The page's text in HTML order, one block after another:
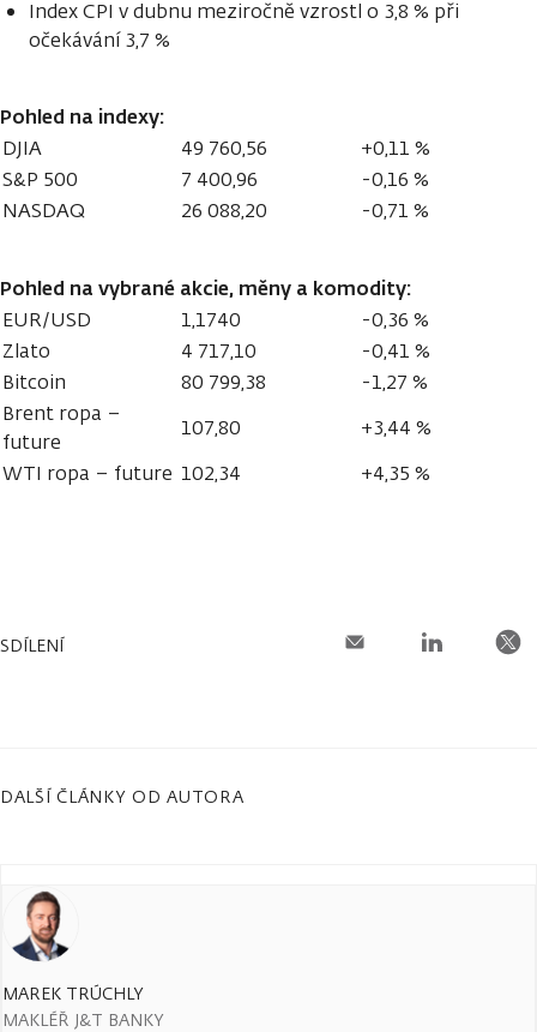
Index CPI v dubnu meziročně vzrostl o 3,8 % při
očekávání 3,7 %
Pohled na indexy:
DJIA 49 760,56
+0,11 %
S&P 500
7 400,96
-0,16 %
NASDAQ
26 088,20 -0,71 %
Pohled na vybrané akcie, měny a komodity:
EUR/USD 1,1740
-0,36 %
Zlato
4 717,10
-0,41 %
Bitcoin
80 799,38
-1,27 %
Brent ropa –
future
107,80
+3,44 %
WTI ropa – future 102,34 +4,35 %
SDÍLENÍ
DALŠÍ ČLÁNKY OD AUTORA
MAREK TRÚCHLY
MAKLÉŘ J&T BANKY